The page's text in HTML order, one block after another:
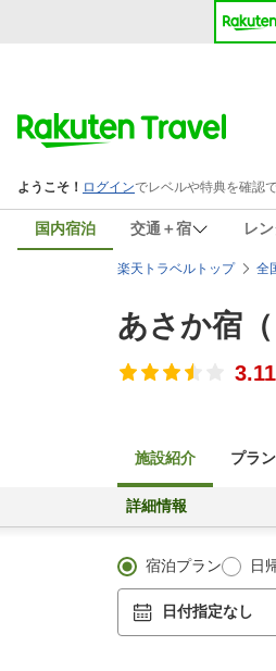
国内宿泊 交通＋宿 レ
楽天トラベルトップ 全
あさか宿（
3.11
施設紹介 プラ
詳細情報
宿泊プラン 日
日付指定なし